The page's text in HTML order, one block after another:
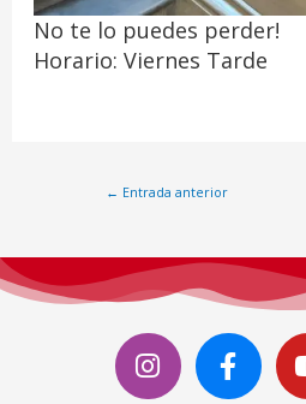
No te lo puedes perder!
Horario: Viernes Tarde
← Entrada anterior